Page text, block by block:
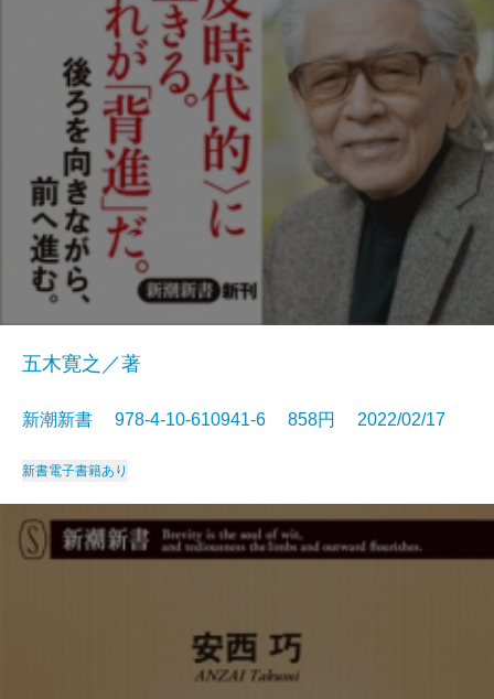
五木寛之／著
新潮新書 978-4-10-610941-6 858円 2022/02/17
新書電子書籍あり